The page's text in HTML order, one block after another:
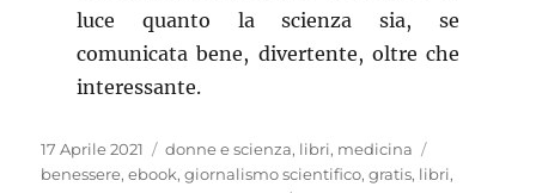
luce quanto la scienza sia, se
comunicata bene, divertente, oltre che
interessante.
Pubblicato
il
17 Aprile 2021 Categorie
donne e scienza, libri, medicina
benessere,ebook,giornalismo scientifico,gratis, libri,